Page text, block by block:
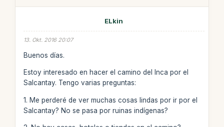
ELkin
13. Okt. 2016 20:07
Buenos días.
Estoy interesado en hacer el camino del Inca por el
Salcantay. Tengo varias preguntas:
1. Me perderé de ver muchas cosas lindas por ir por el
Salcantay? No se pasa por ruinas indígenas?